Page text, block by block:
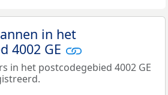
in het
4002 GE
in het postcodegebied 4002 GE